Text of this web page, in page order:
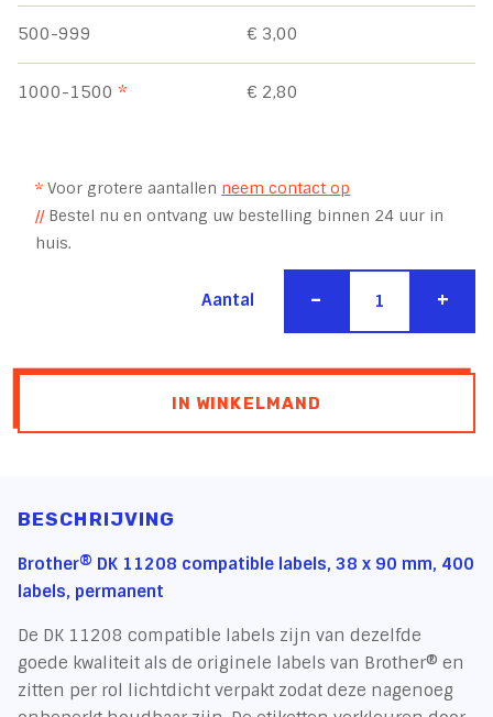
500-999 € 3,00
1000-1500* € 2,80
* Voor grotere aantallen neem contact op
//Bestel nu en ontvang uw bestelling binnen 24 uur in
huis.
Aantal - +
IN WINKELMAND
BESCHRIJVING
Brother® DK 11208 compatible labels, 38 x 90 mm, 400
labels, permanent
De DK 11208 compatible labels zijn van dezelfde
goede kwaliteit als de originele labels van Brother® en
zitten per rol lichtdicht verpakt zodat deze nagenoeg